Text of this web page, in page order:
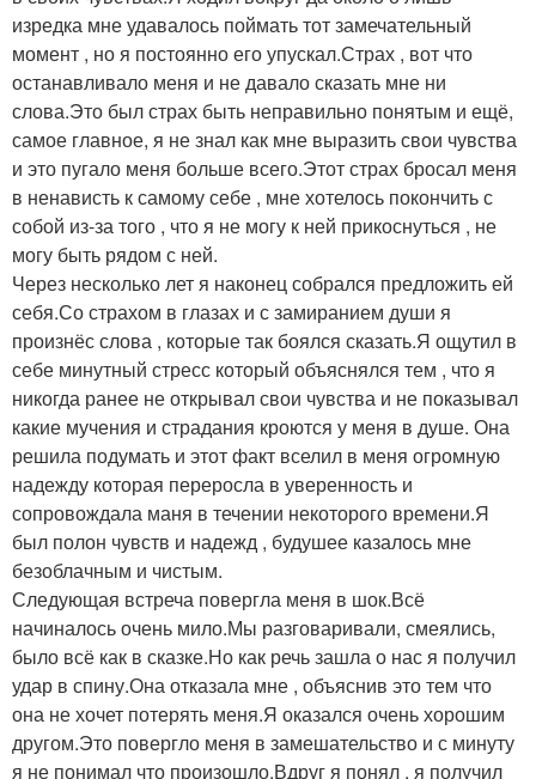
изредка мне удавалось поймать тот замечательный
момент , но я постоянно его упускал.Страх , вот что
останавливало меня и не давало сказать мне ни
слова.Это был страх быть неправильно понятым и ещё,
самое главное, я не знал как мне выразить свои чувства
и это пугало меня больше всего.Этот страх бросал меня
в ненависть к самому себе , мне хотелось покончить с
собой из-за того , что я не могу к ней прикоснуться , не
могу быть рядом с ней.
Через несколько лет я наконец собрался предложить ей
себя.Со страхом в глазах и с замиранием души я
произнёс слова , которые так боялся сказать.Я ощутил в
себе минутный стресс который объяснялся тем , что я
никогда ранее не открывал свои чувства и не показывал
какие мучения и страдания кроются у меня в душе. Она
решила подумать и этот факт вселил в меня огромную
надежду которая переросла в уверенность и
сопровождала маня в течении некоторого времени.Я
был полон чувств и надежд , будушее казалось мне
безоблачным и чистым.
Следующая встреча повергла меня в шок.Всё
начиналось очень мило.Мы разговаривали, смеялись,
было всё как в сказке.Но как речь зашла о нас я получил
удар в спину.Она отказала мне , объяснив это тем что
она не хочет потерять меня.Я оказался очень хорошим
другом.Это повергло меня в замешательство и с минуту
я не понимал что произошло.Вдруг я понял , я получил